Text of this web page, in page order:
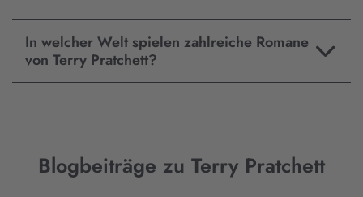
In welcher Welt spielen zahlreiche Romane
von Terry Pratchett?
Blogbeiträge zu Terry Pratchett